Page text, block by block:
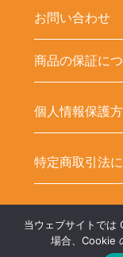
お問い合わせ
商品の保証に
個人情報保護
特定商取引法
Copyright © LED-
当ウェブサイトでは
場合、Cookie